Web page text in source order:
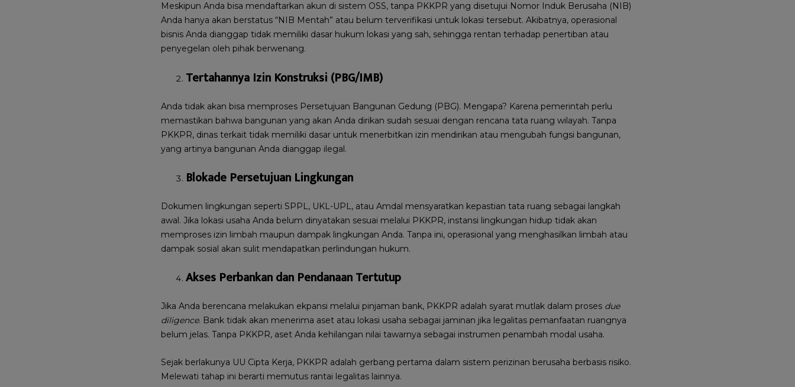
Meskipun Anda bisa mendaftarkan akun di sistem OSS, tanpa PKKPR yang disetujui Nomor Induk Berusaha (NIB)
Anda hanya akan berstatus “NIB Mentah” atau belum terverifikasi untuk lokasi tersebut. Akibatnya, operasional
bisnis Anda dianggap tidak memiliki dasar hukum lokasi yang sah, sehingga rentan terhadap penertiban atau
penyegelan oleh pihak berwenang.
Tertahannya Izin Konstruksi (PBG/IMB)
Anda tidak akan bisa memproses Persetujuan Bangunan Gedung (PBG). Mengapa? Karena pemerintah perlu
memastikan bahwa bangunan yang akan Anda dirikan sudah sesuai dengan rencana tata ruang wilayah. Tanpa
PKKPR, dinas terkait tidak memiliki dasar untuk menerbitkan izin mendirikan atau mengubah fungsi bangunan,
yang artinya bangunan Anda dianggap ilegal.
Blokade Persetujuan Lingkungan
Dokumen lingkungan seperti SPPL, UKL-UPL, atau Amdal mensyaratkan kepastian tata ruang sebagai langkah
awal. Jika lokasi usaha Anda belum dinyatakan sesuai melalui PKKPR, instansi lingkungan hidup tidak akan
memproses izin limbah maupun dampak lingkungan Anda. Tanpa ini, operasional yang menghasilkan limbah atau
dampak sosial akan sulit mendapatkan perlindungan hukum.
Akses Perbankan dan Pendanaan Tertutup
Jika Anda berencana melakukan ekpansi melalui pinjaman bank, PKKPR adalah syarat mutlak dalam proses due
diligence. Bank tidak akan menerima aset atau lokasi usaha sebagai jaminan jika legalitas pemanfaatan ruangnya
belum jelas. Tanpa PKKPR, aset Anda kehilangan nilai tawarnya sebagai instrumen penambah modal usaha.
Sejak berlakunya UU Cipta Kerja, PKKPR adalah gerbang pertama dalam sistem perizinan berusaha berbasis risiko.
Melewati tahap ini berarti memutus rantai legalitas lainnya.